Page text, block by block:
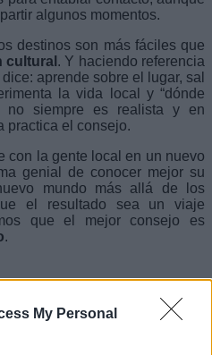
My Personal
algunos momentos.
destinos son más fáciles que
cultural . Y haciendo referencia
aprende sobre el lugar, sal
la vida local y “dónde
no siempre es realista y en
practica el consejo.
con la gente local en un nuevo
genial de conocer mejor su
mundo más allá de los
el resultado sea un viaje
que el mejor consejo es
.
pregunta. Conversa con los
del mercado, y muestra